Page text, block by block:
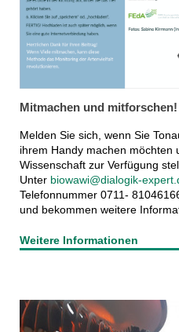
Mitmachen und mitforschen!
Melden Sie sich, wenn Sie
ihrem Handy machen möchten
Wissenschaft zur Verfügung
Unter biowawi@dialogik-
Telefonnummer 0711-
und bekommen weitere
Weitere Informationen